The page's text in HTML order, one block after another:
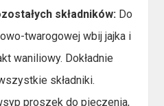
składników: Do
twarogowej wbij jajka i
waniliowy. Dokładnie
składniki.
proszek do pieczenia,